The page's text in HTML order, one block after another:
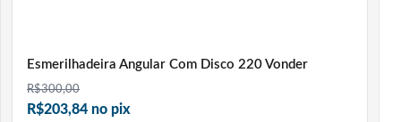
Esmerilhadeira Angular Com Disco 220 Vonder
R$300,00
R$203,84 no pix